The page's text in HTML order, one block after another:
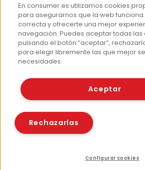
Hemeroteca
Contacto
Prensa
Corpus Lingüístico
© Fundación EROSKI
Políticas de cookies
En consumer.es utilizamos cookies
para asegurarnos que la web
correcta y ofrecerte una mejor
navegación. Puedes aceptar todas las
pulsando el botón “aceptar”,
para elegir libremente las que mejor
necesidades.
Aceptar
Rechazarlas
Configurar cookies